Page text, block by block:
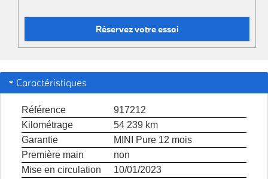
Réservez votre essai
Caractéristiques
Référence
917212
Kilométrage
54 239 km
Garantie
MINI Pure 12 mois
Première main
non
Mise en circulation
10/01/2023